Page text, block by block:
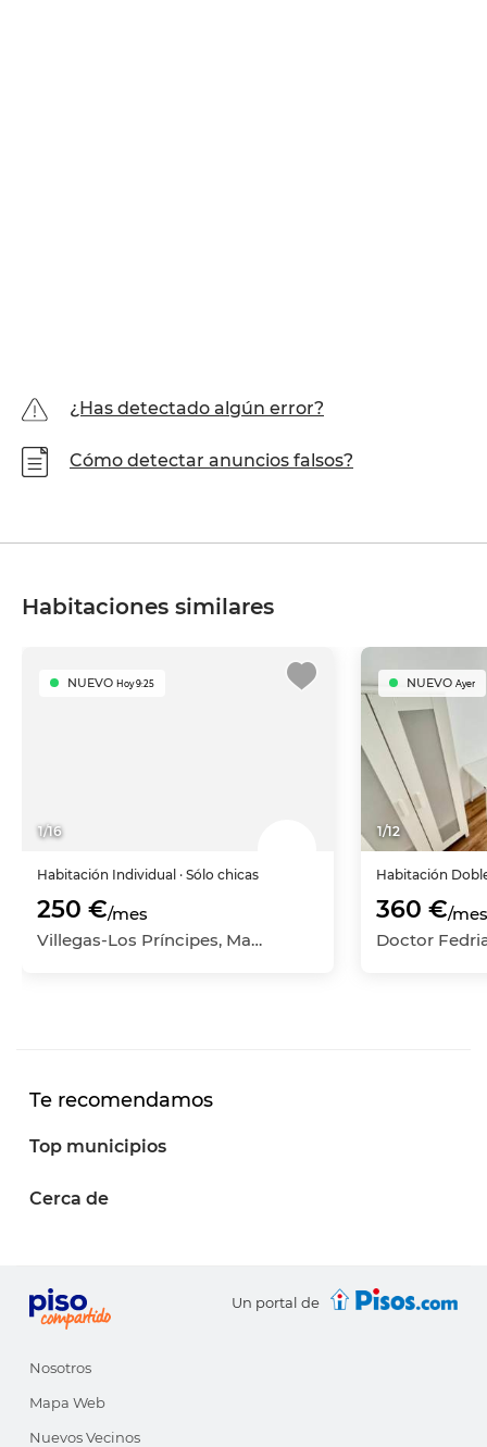
¿Has detectado algún error?
Cómo detectar anuncios falsos?
Habitaciones similares
1/16
NUEVO Hoy 9:25
Habitación Individual · Sólo chicas
250 €/mes
Villegas-Los Príncipes, Macarena, Sevilla Capital, Sevilla
1/12
NUEVO Ayer
Habitación
360 €/mes
Te recomendamos
Top municipios
Cerca de
Un portal de
Nosotros
Mapa Web
Nuevos Vecinos